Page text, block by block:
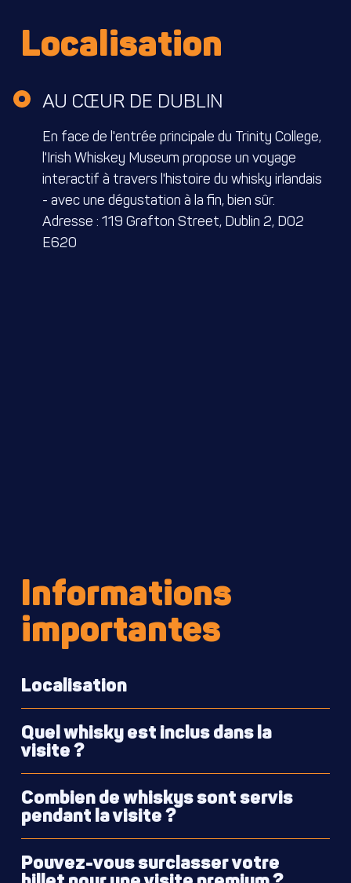
Localisation
AU CŒUR DE DUBLIN
En face de l'entrée principale du Trinity College,
l'Irish Whiskey Museum propose un voyage
interactif à travers l'histoire du whisky irlandais
- avec une dégustation à la fin, bien sûr.
Adresse : 119 Grafton Street, Dublin 2, D02
E620
Informations
importantes
Localisation
Quel whisky est inclus dans la
visite ?
connaître la dégustation du mois, veuillez consulter
nos canaux de médias sociaux pour les mises à jour.
Combien de whiskys sont servis
pendant la visite ?
Pouvez-vous surclasser votre